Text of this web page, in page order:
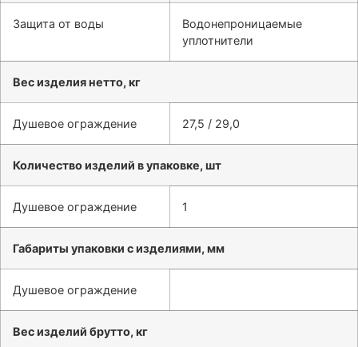
Защита от воды
Водонепроницаемые
уплотнители
Вес изделия нетто, кг
Душевое ограждение 27,5 / 29,0
Количество изделий в упаковке, шт
Душевое ограждение 1
Габариты упаковки с изделиями, мм
Душевое ограждение
Вес изделий брутто, кг